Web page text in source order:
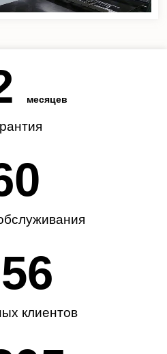
месяцев
клиентов